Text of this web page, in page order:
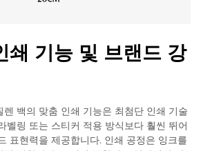
쇄 기능 및 브랜드 강
렌 백의 맞춤 인쇄 기능은 최첨단 인쇄 기술
벨링 또는 스티커 적용 방식보다 훨씬 뛰어
표현력을 제공합니다. 인쇄 공정은 잉크를